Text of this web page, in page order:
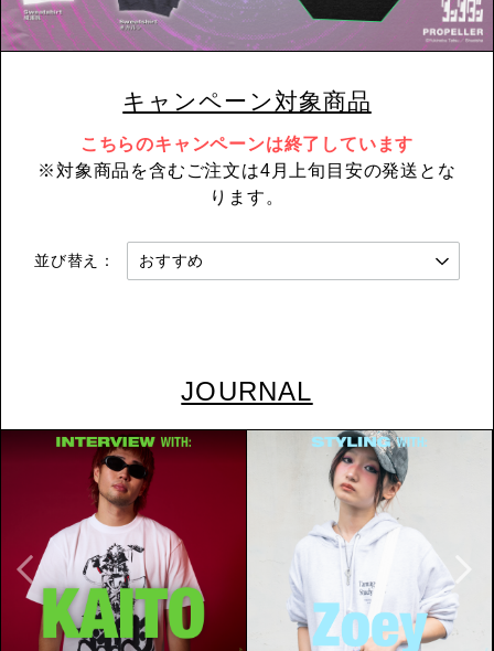
キャンペーン対象商品
こちらのキャンペーンは終了しています
※対象商品を含むご注文は4月上旬目安の発送とな
ります。
並び替え：
JOURNAL